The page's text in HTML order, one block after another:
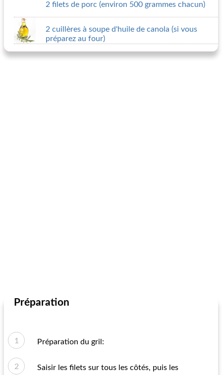
2 filets de porc (environ 500 grammes chacun)
2 cuillères à soupe d'huile de canola (si vous
préparez au four)
Préparation
Préparation du gril:
Saisir les filets sur tous les côtés, puis les